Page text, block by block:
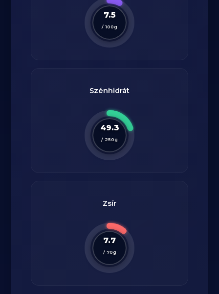
7.5
/ 100g
Szénhidrát
49.3
/ 250g
Zsír
7.7
/ 70g